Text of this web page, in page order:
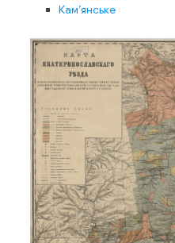
Кам’янське